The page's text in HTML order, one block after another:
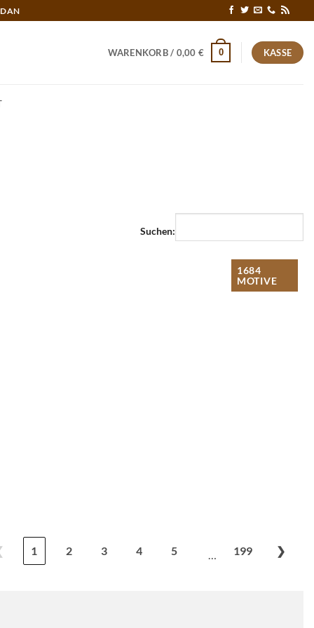
WARENKORB / 0,00 € 0 KASSE
Suchen:
1684
MOTIVE
1 2 3 4 5 … 199 ❯